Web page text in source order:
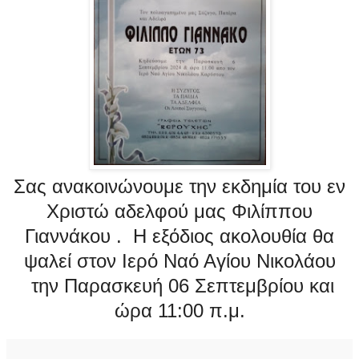
Σας ανακοινώνουμε την εκδημία του εν
Χριστώ αδελφού μας Φιλίππου
Γιαννάκου . Η εξόδιος ακολουθία θα
ψαλεί στον Ιερό Ναό Αγίου Νικολάου
την Παρασκευή 06 Σεπτεμβρίου και
ώρα 11:00 π.μ.